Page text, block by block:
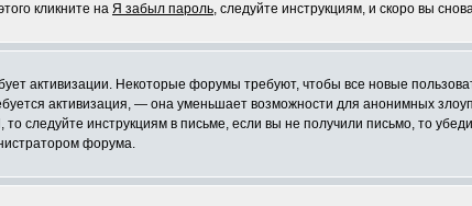
кликните на Я забыл пароль, следуйте инструкциям, и скоро вы
активизации. Некоторые форумы требуют, чтобы все новые
активизация, — она уменьшает возможности для анонимных
следуйте инструкциям в письме, если вы не получили письмо, то
форума.